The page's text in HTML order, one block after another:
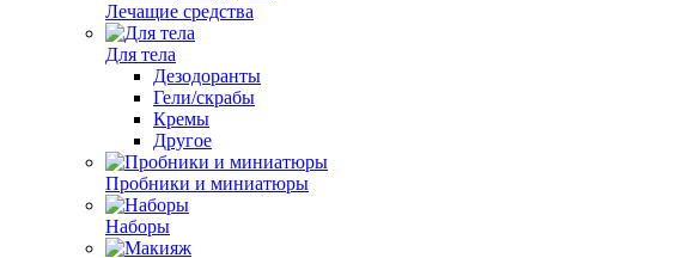
Лечащие средства
Для тела
Дезодоранты
Гели/скрабы
Кремы
Другое
Пробники и миниатюры
Наборы